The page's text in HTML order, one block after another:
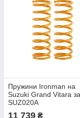
Пружини Ironman на
Suzuki Grand Vitara
SUZ020A
11 739 ₴